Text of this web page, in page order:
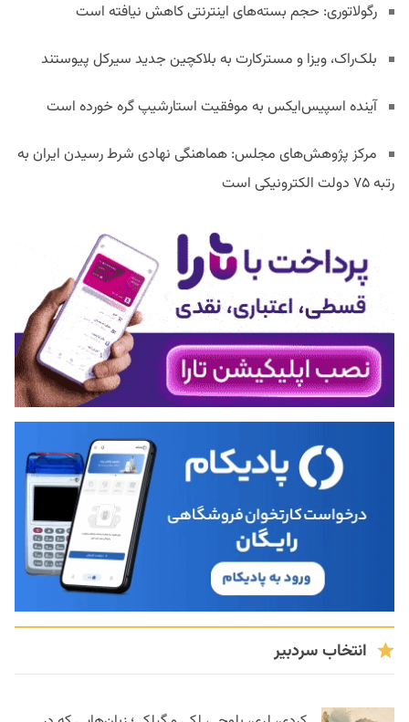
رگولاتوری: حجم بسته‌های اینترنتی کاهش نیافته است
بلک‌راک، ویزا و مسترکارت به بلاکچین جدید سیرکل پیوستند
آینده اسپیس‌ایکس به موفقیت استارشیپ گره خورده است
مرکز پژوهش‌های مجلس: هماهنگی نهادی شرط رسیدن ایران به
رتبه ۷۵ دولت الکترونیکی است
انتخاب سردبیر